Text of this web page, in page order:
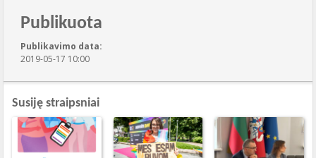
Publikuota
Publikavimo data:
2019-05-17 10:00
Susiję straipsniai